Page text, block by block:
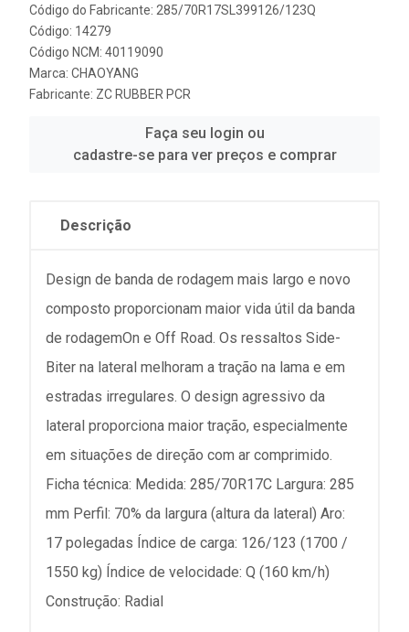
Código do Fabricante: 285/70R17SL399126/123Q
Código: 14279
Código NCM: 40119090
Marca: CHAOYANG
Fabricante: ZC RUBBER PCR
Faça seu login ou
cadastre-se para ver preços e comprar
Descrição
Design de banda de rodagem mais largo e novo
composto proporcionam maior vida útil da banda
de rodagemOn e Off Road. Os ressaltos Side-
Biter na lateral melhoram a tração na lama e em
estradas irregulares. O design agressivo da
lateral proporciona maior tração, especialmente
em situações de direção com ar comprimido.
Ficha técnica: Medida: 285/70R17C Largura: 285
mm Perfil: 70% da largura (altura da lateral) Aro:
17 polegadas Índice de carga: 126/123 (1700 /
1550 kg) Índice de velocidade: Q (160 km/h)
Construção: Radial